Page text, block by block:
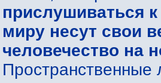
прислушиваться
миру несут свои
человечество на
Пространственные